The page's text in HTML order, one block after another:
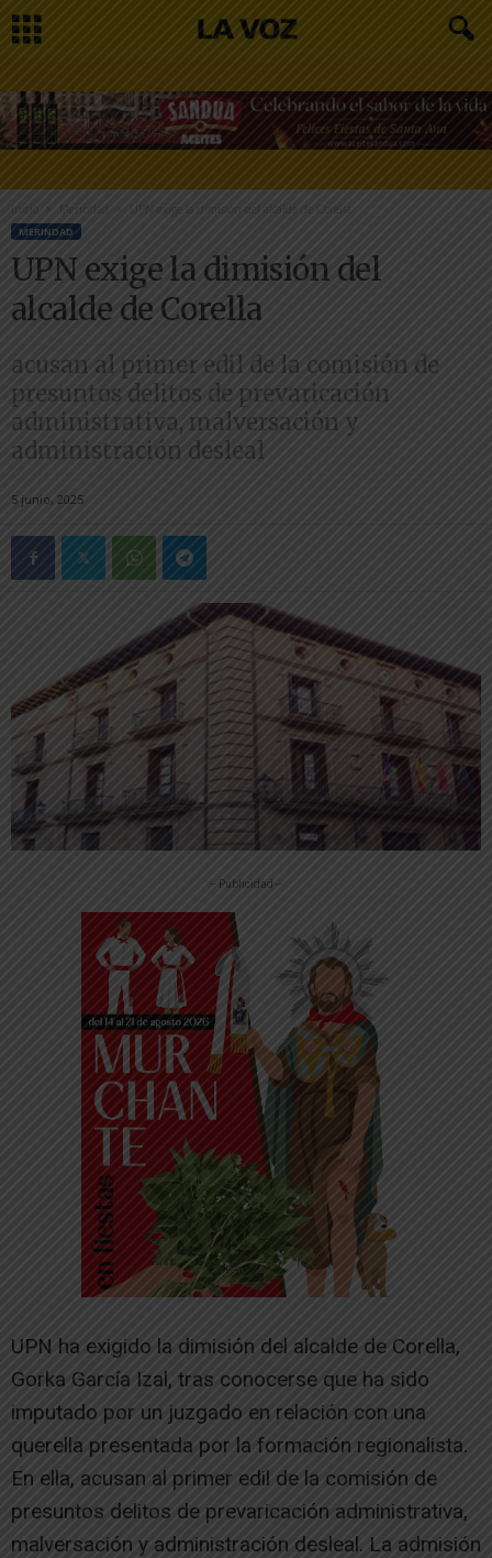
Inicio UPN exige la dimisión del alcalde de Corella
MERINDAD
UPN exige la dimisión del
alcalde de Corella
acusan al primer edil de la comisión de
presuntos delitos de prevaricación
administrativa, malversación y
administración desleal
5 junio, 2025
-- Publicidad --
UPN ha exigido la dimisión del alcalde de Corella,
Gorka García Izal, tras conocerse que ha sido
imputado por un juzgado en relación con una
querella presentada por la formación regionalista.
En ella, acusan al primer edil de la comisión de
presuntos delitos de prevaricación administrativa,
malversación y administración desleal. La admisión